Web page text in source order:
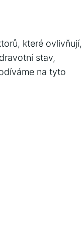
které ovlivňují,
stav,
na tyto